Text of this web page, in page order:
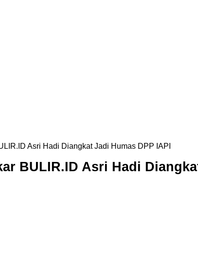
Asri Hadi Diangkat Jadi Humas DPP IAPI
BULIR.ID Asri Hadi